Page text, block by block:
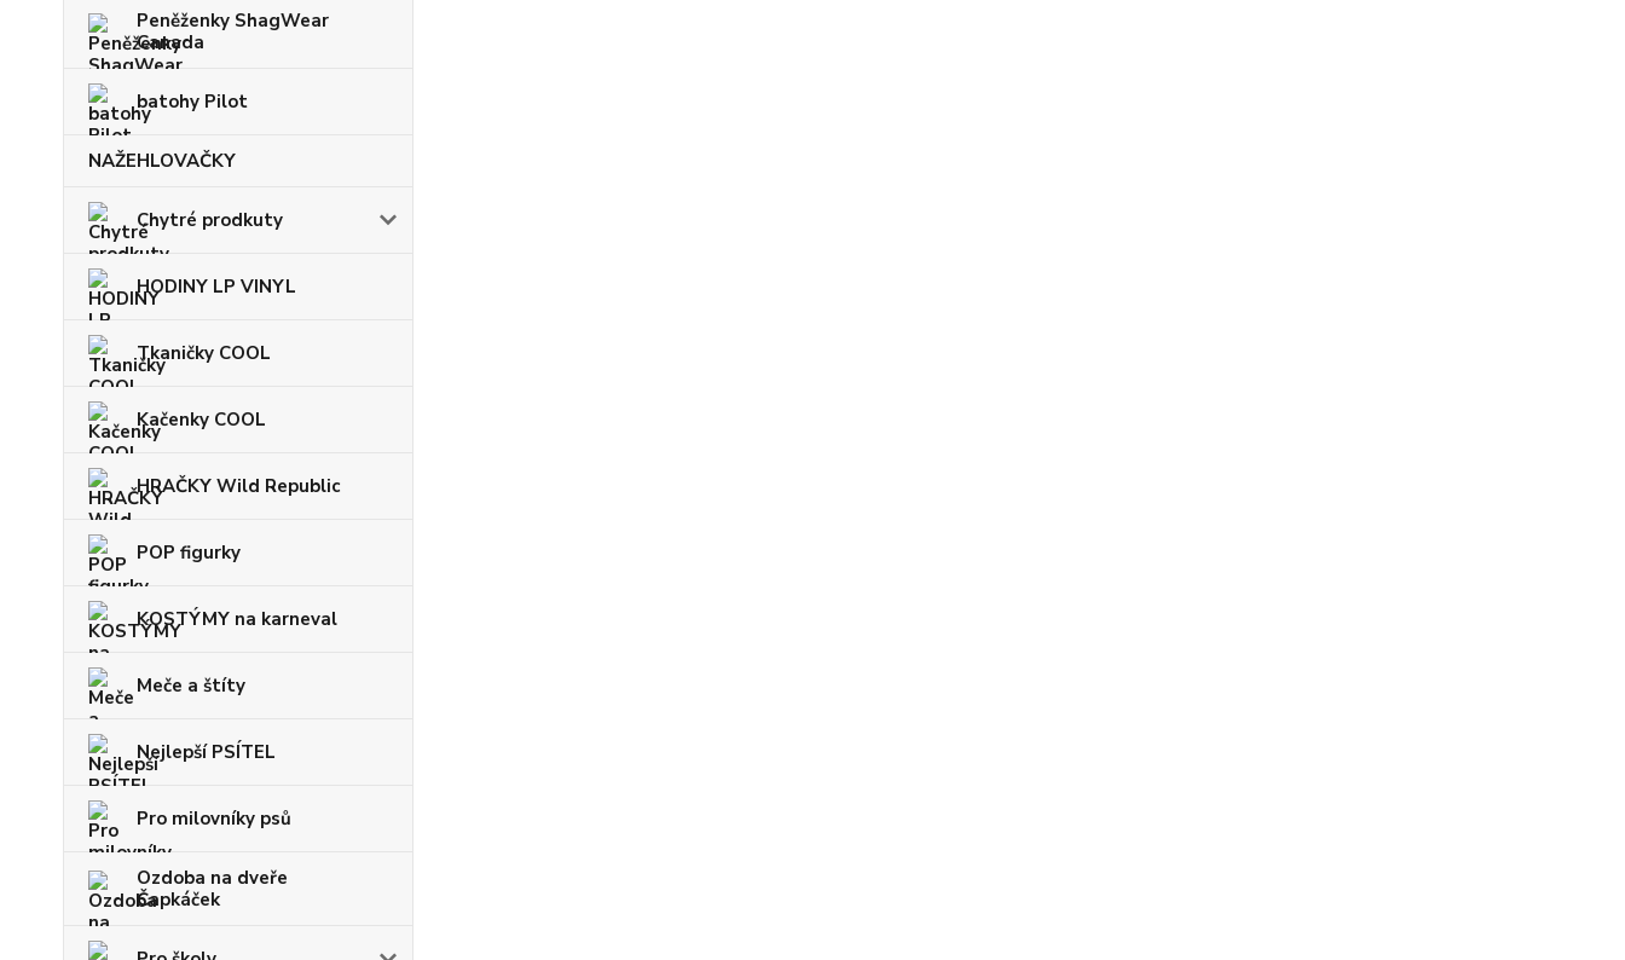
Peněženky ShagWear
Canada
batohy Pilot
NAŽEHLOVAČKY
Chytré prodkuty
HODINY LP VINYL
Tkaničky COOL
Kačenky COOL
HRAČKY Wild Republic
POP figurky
KOSTÝMY na karneval
Meče a štíty
Nejlepší PSÍTEL
Pro milovníky psů
Ozdoba na dveře
Čapkáček